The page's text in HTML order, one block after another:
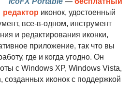
редактор иконок, удостоенный
все-в-одном, инструмент
и редактирования иконки,
приложение, так что вы
где и когда угодно. Он
с Windows XP, Windows Vista,
созданных иконок с поддержкой